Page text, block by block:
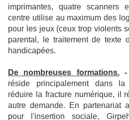
imprimantes, quatre scanners
centre utilise au maximum des
pour les jeux (ceux trop violents
parental, le traitement de texte
handicapées.
De nombreuses formations.-
réside principalement dans
réduire la fracture numérique, il
autre demande. En partenariat
pour l'insertion sociale,